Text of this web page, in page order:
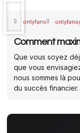
onlyfans
Comment
Que vous soyez
que vous
nous sommes là
du succès financier.